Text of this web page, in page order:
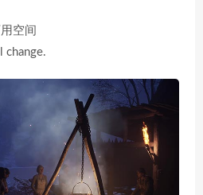
空间
change.